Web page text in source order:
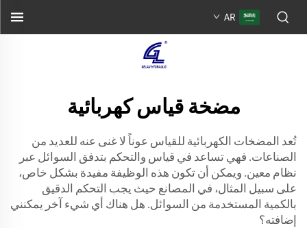
AR
مضخة قياس كهربائية
تُعد المضخات الكهربائية للقياس عوناً لا غنى عنه للعديد من
الصناعات. فهي تساعد في قياس والتحكم بتدفق السوائل عبر
نظام معين. ويمكن أن تكون هذه الوظيفة مفيدة بشكل خاص،
على سبيل المثال، في المصانع حيث يجب التحكم الدقيق
بالكمية المستخدمة من السوائل. هل هناك أي شيء آخر يمكنني
إضافته؟